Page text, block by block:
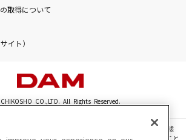
取得について
イト）
CO.,LTD. All Rights Reserved.
る一切の文章・画像・写真・動画・音声等を、手段や形態